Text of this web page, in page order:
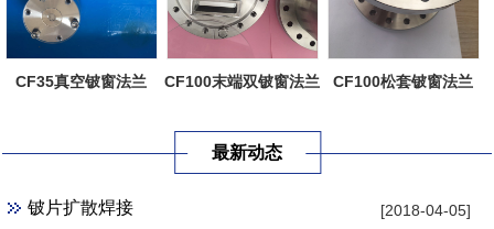
CF35真空铍窗法兰 CF100末端双铍窗法兰 CF100松套铍窗法兰
最新动态
[2018-04-05]
铍片扩散焊接